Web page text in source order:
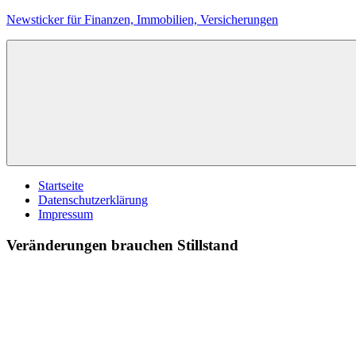
Zum
Newsticker für Finanzen, Immobilien, Versicherungen
Startseite
Datenschutzerklärung
Impressum
Veränderungen brauchen Stillstand